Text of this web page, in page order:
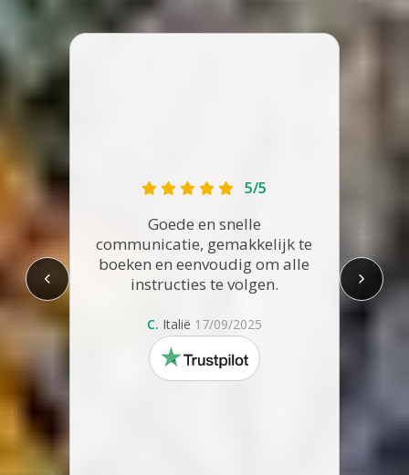
5/5
Goede en snelle
communicatie, gemakkelijk te
boeken en eenvoudig om alle
instructies te volgen.
C. Italië 17/09/2025
trustpilot